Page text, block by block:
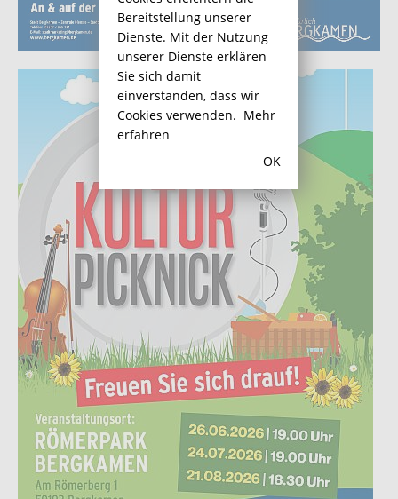
Bereitstellung unserer
Dienste. Mit der Nutzung
unserer Dienste erklären
Sie sich damit
einverstanden, dass wir
Cookies verwenden. Mehr
erfahren
OK